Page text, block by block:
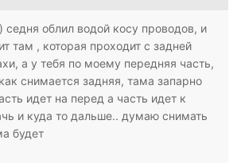
седня облил водой косу проводов, и
там , которая проходит с задней
а у тебя по моему передняя часть,
снимается задняя, тама запарно
идет на перед а часть идет к
и куда то дальше.. думаю снимать
будет